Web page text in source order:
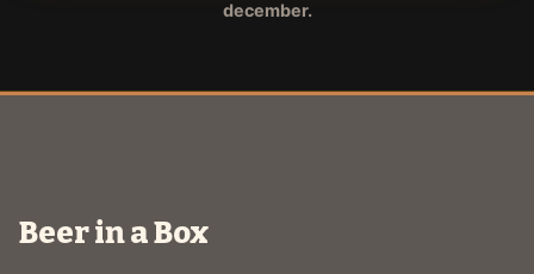
december.
Beer in a Box